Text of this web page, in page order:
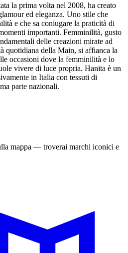
la prima volta nel 2008, ha creato
ed eleganza. Uno stile che
e che sa coniugare la praticità di
importanti. Femminilità, gusto
delle creazioni mirate ad
quotidiana della Main, si affianca la
occasioni dove la femminilità e lo
vivere di luce propria. Hanita è un
in Italia con tessuti di
parte nazionali.
mappa — troverai marchi iconici e